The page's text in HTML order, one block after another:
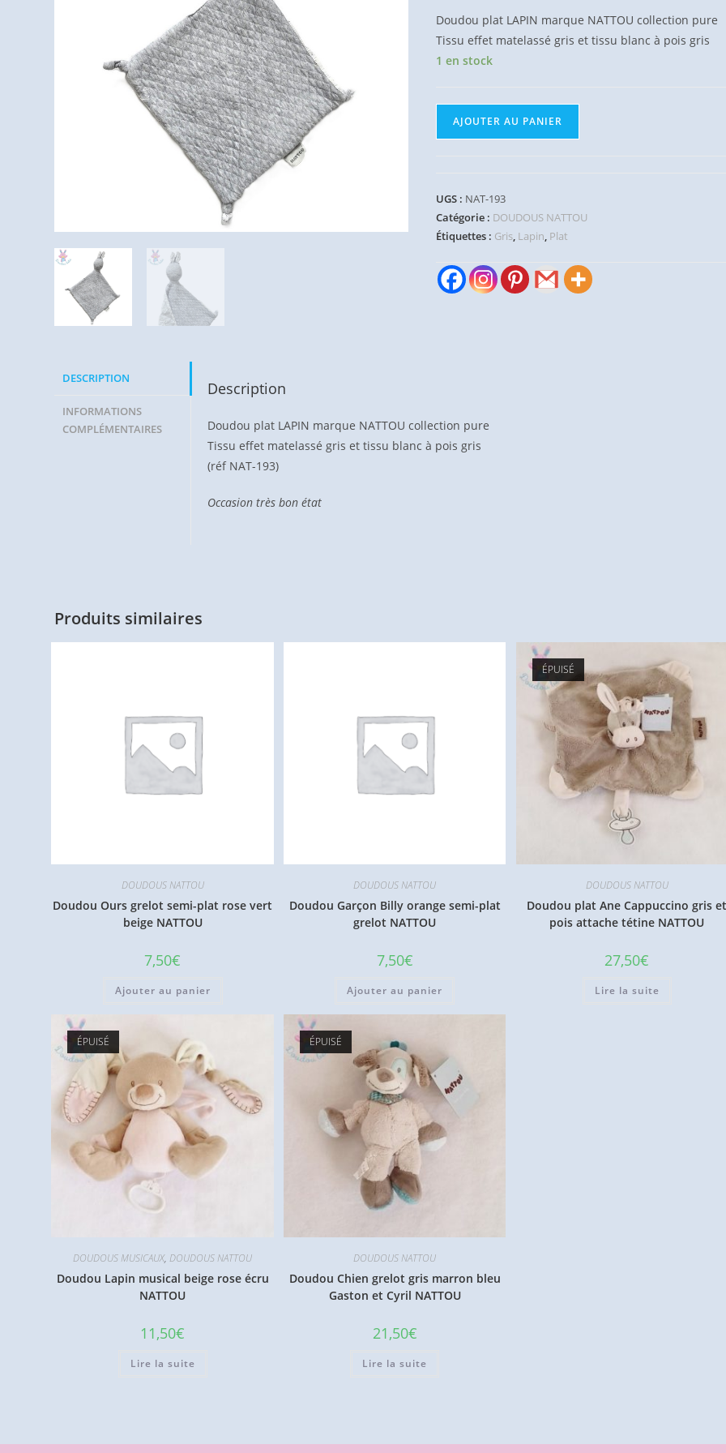
Doudou plat LAPIN marque NATTOU collection pure
Tissu effet matelassé gris et tissu blanc à pois gris
1 en stock
Lapin
pure
gris
matelassé
NATTOU
AJOUTER AU PANIER
UGS : NAT-193
Catégorie : DOUDOUS NATTOU
Étiquettes : Gris, Lapin, Plat
DESCRIPTION
INFORMATIONS
COMPLÉMENTAIRES
Description
Doudou plat LAPIN marque NATTOU collection pure
Tissu effet matelassé gris et tissu blanc à pois gris
(réf NAT-193)
Occasion très bon état
Produits similaires
DOUDOUS NATTOU
Doudou Ours grelot semi-plat rose vert
beige NATTOU
7,50€
Ajouter au panier
DOUDOUS NATTOU
Doudou Garçon Billy orange semi-plat
grelot NATTOU
7,50€
Ajouter au panier
ÉPUISÉ
DOUDOUS NATTOU
Doudou plat Ane Cappuccino gris
pois attache tétine NATTOU
27,50€
Lire la suite
ÉPUISÉ
DOUDOUS MUSICAUX, DOUDOUS NATTOU
Doudou Lapin musical beige rose écru
NATTOU
11,50€
Lire la suite
ÉPUISÉ
DOUDOUS NATTOU
Doudou Chien grelot gris marron bleu
Gaston et Cyril NATTOU
21,50€
Lire la suite